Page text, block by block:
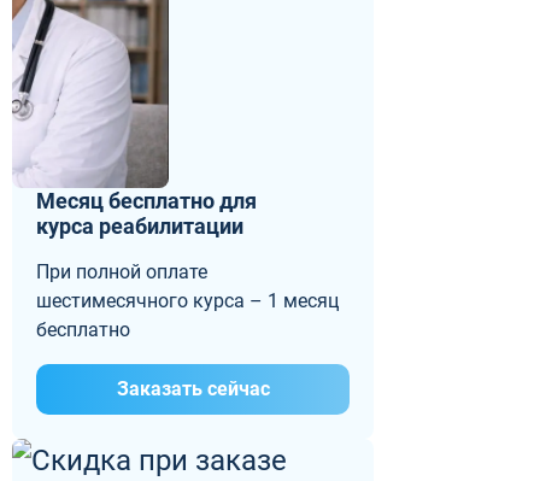
Месяц бесплатно для
курса реабилитации
При полной оплате
шестимесячного курса – 1 месяц
бесплатно
Заказать сейчас